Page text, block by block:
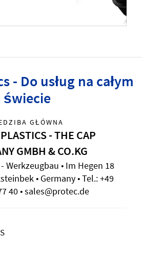
- Do usług na całym
świecie
GŁÓWNA
- THE CAP
GMBH & CO.KG
Werkzeugbau • Im Hegen 18
• Germany • Tel.: +49
40 • sales@protec.de